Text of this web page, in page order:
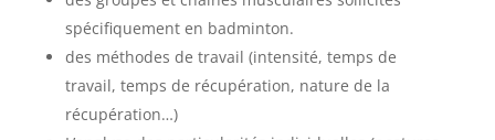
spécifiquement en badminton.
des méthodes de travail (intensité, temps de
travail, temps de récupération, nature de la
récupération…)